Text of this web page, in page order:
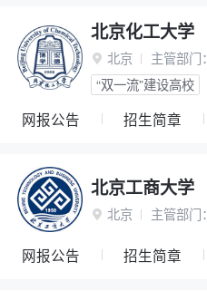
北京化工大学
 北京 主管部门：
“双一流”建设高校
网报公告 招生简章
北京工商大学
 北京 主管部门：
网报公告 招生简章